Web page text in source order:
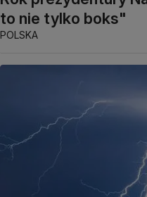
to nie tylko boks"
POLSKA